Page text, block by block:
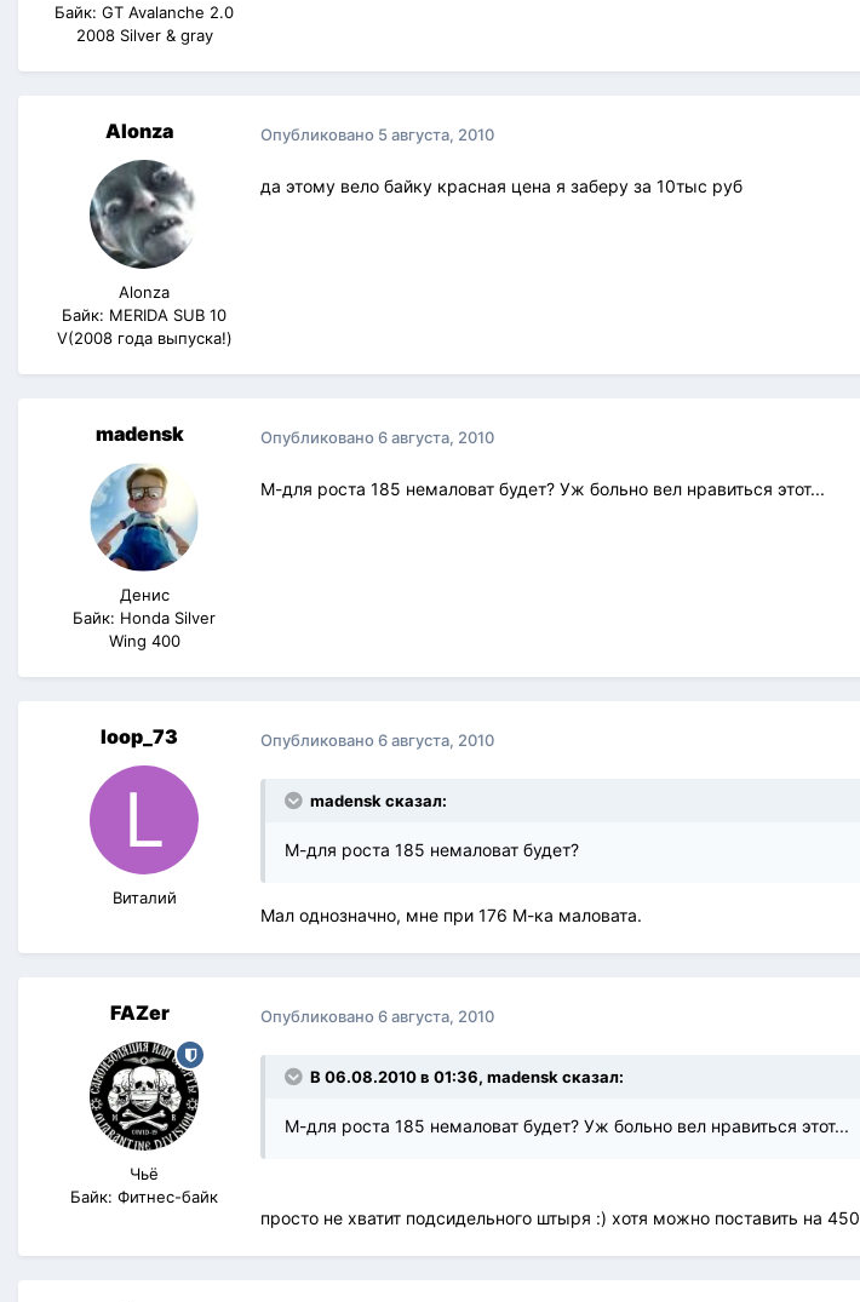
Байк: GT Avalanche 2.0
2008 Silver & gray
Alonza
Alonza
Байк: MERIDA SUB 10
V(2008 года выпуска!)
Опубликовано 5 августа, 2010
да этому вело байку красная цена я заберу за 10тыс руб
madensk
Денис
Байк: Honda Silver
Wing 400
Опубликовано6 августа, 2010
М-для роста 185 немаловат будет? Уж больно вел нравиться этот...
loop_73
Виталий
Опубликовано6 августа, 2010
madensk сказал:
М-для роста 185 немаловат будет?
Мал однозначно, мне при 176 М-ка маловата.
FAZer
Чьё
Байк: Фитнес-байк
Опубликовано6 августа, 2010
В 06.08.2010 в 01:36, madensk сказал:
М-для роста 185 немаловат будет? Уж больно вел нравиться этот...
просто не хватит подсидельного штыря :) хотя можно поставить на 450